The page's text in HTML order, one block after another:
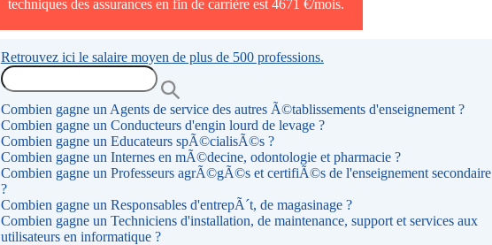
techniques des assurances en fin de carrière est 4671 €/mois.
Retrouvez ici le salaire moyen de plus de 500 professions.
Combien gagne un Agents de service des autres Ã©tablissements d'enseignement ?
Combien gagne un Conducteurs d'engin lourd de levage ?
Combien gagne un Educateurs spÃ©cialisÃ©s ?
Combien gagne un Internes en mÃ©decine, odontologie et pharmacie ?
Combien gagne un Professeurs agrÃ©gÃ©s et certifiÃ©s de l'enseignement secondaire
?
Combien gagne un Responsables d'entrepÃ´t, de magasinage ?
Combien gagne un Techniciens d'installation, de maintenance, support et services aux
utilisateurs en informatique ?